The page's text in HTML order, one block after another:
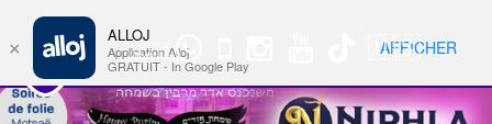
Groupe
WhatsApp
🇺🇸 Nav
×
ALLOJ
Application Alloj
GRATUIT - In Google Play
AFFICHER